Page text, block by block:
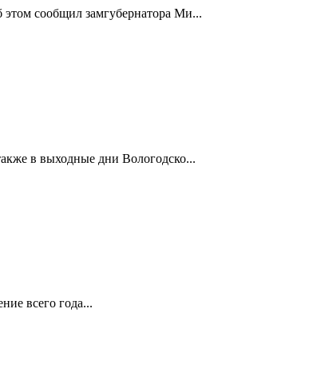
этом сообщил замгубернатора Ми...
в выходные дни Вологодско...
всего года...